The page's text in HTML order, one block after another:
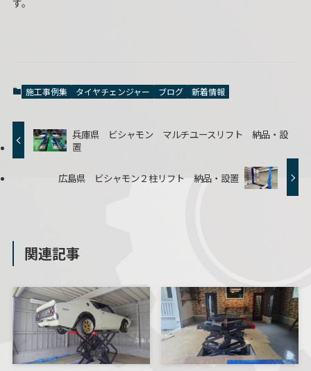
す。
施工事例集 タイヤチェンジャー ブログ 新着情報
兵庫県 ビシャモン マルチユースリフト 納品・設
置
広島県 ビシャモン２柱リフト 納品・設置
関連記事